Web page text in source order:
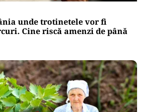
unde trotinetele vor fi
Cine riscă amenzi de până